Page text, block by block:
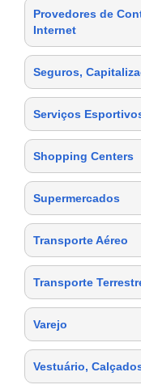
Provedores de
Internet
Seguros,
Serviços
Shopping Centers
Supermercados
Transporte Aéreo
Transporte
Varejo
Vestuário,